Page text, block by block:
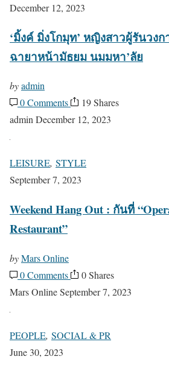
December 12, 2023
‘มิ้งค์ มิ่งโกมุท’ หญิงสาวผู้รันวงก
ฉายาหน้ามัธยม นมมหา’ลัย
byadmin
0 Comments
19 Shares
adminDecember 12, 2023
LEISURE, STYLE
September 7, 2023
Weekend Hang Out : กันที่
Restaurant”
byMars Online
0 Comments
0 Shares
Mars OnlineSeptember 7, 2023
PEOPLE, SOCIAL & PR
June 30, 2023